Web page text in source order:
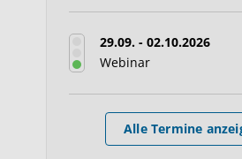
29.09. - 02.10.2026
Webinar
Alle Termine